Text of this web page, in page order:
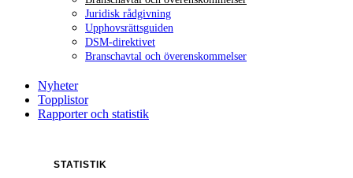
Juridisk rådgivning
Upphovsrättsguiden
DSM-direktivet
Branschavtal och överenskommelser
Nyheter
Topplistor
Rapporter och statistik
STATISTIK